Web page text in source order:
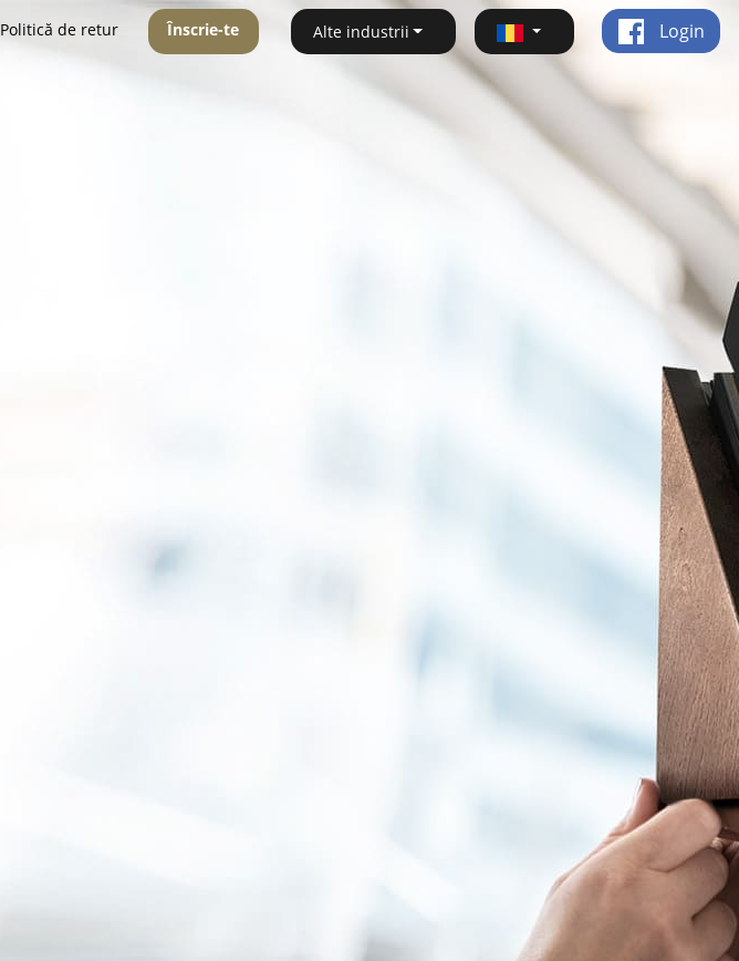
Politică de retur Înscrie-te Alte industrii Login